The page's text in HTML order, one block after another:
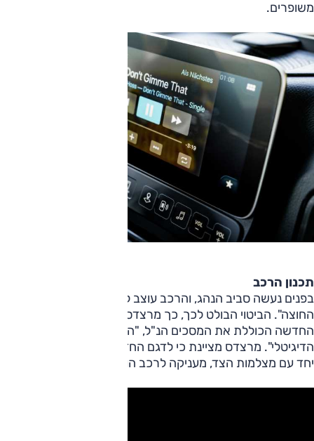
משופרים.
תכנון הרכב
בפנים נעשה סביב הנהג, והרכב עוצב לפי העיקרון "מבפנים
החוצה". הביטוי הבולט לכך, כך מרצדס, הוא בסביבת הנהג
החדשה הכוללת את המסכים הנ"ל, "המביאים את אקטרוס לעידן
הדיגיטלי". מרצדס מציינת כי לדגם החדש גם תאורת לד, וכי זו,
יחד עם מצלמות הצד, מעניקה לרכב הופעה מתקדמת.